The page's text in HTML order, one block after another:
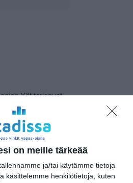
on meille tärkeää
ja/tai käytämme tietoja
käsittelemme henkilötietoja, kuten
Yöt tarjoavat
lisää
stand-up -klubi
nauruhermoja